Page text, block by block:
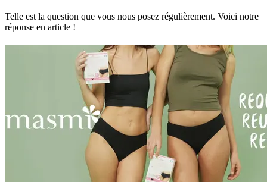
Telle est la question que vous nous posez régulièrement. Voici notre
réponse en article !